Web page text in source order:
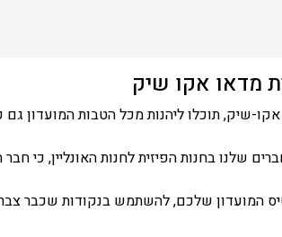
מדאו אקו שיק
שיק, תוכלו ליהנות מכל הטבות המועדון גם
שלנו בחנות הפיזית לחנות האונליין, כי
המועדון שלכם, להשתמש בנקודות שכבר